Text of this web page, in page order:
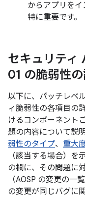
からアプリを
特に重要です。
セキュリティ
01 の脆弱性
以下に、パッチレベ
ィ脆弱性の各項目の
けるコンポーネント
題の内容について説
弱性のタイプ、 重大
（該当する場合）を
の欄に、その問題に
（AOSP の変更の一
の変更が同じバグに